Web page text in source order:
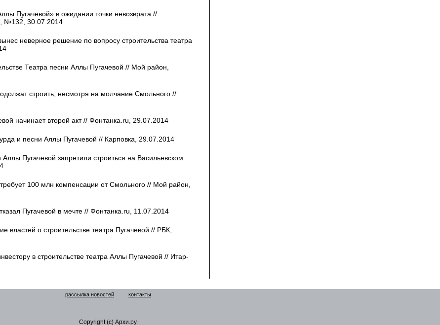
Пугачевой» в ожидании точки невозврата //
№132, 30.07.2014
неверное решение по вопросу строительства театра
Театра песни Аллы Пугачевой // Мой район,
строить, несмотря на молчание Смольного //
начинает второй акт // Фонтанка.ru, 29.07.2014
и песни Аллы Пугачевой // Карповка, 29.07.2014
Пугачевой запретили строиться на Васильевском
100 млн компенсации от Смольного // Мой район,
Пугачевой в мечте // Фонтанка.ru, 11.07.2014
властей о строительстве театра Пугачевой // РБК,
в строительстве театра Аллы Пугачевой // Итар-
рассылка новостей контакты
Copyright (c) Архи.ру.